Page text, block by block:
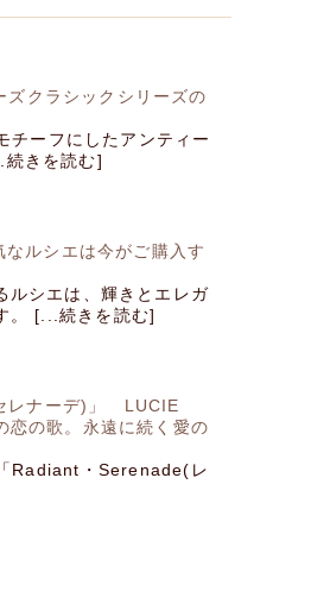
クラシックシリーズの
チーフにしたアンティー
きを読む]
ルシエは今がご購入す
ルシエは、輝きとエレガ
。 [...続きを読む]
レナーデ)」 LUCIE
恋の歌。永遠に続く愛の
Radiant・Serenade(レ